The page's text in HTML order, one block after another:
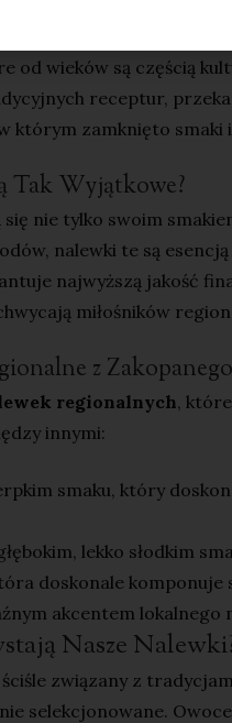
od wieków są częścią
receptur,
zamknięto smaki
Tak Wyjątkowe?
nie tylko swoim
nalewki te są
najwyższą jakość
miłośników
z Zakopanego
regionalnych,
innymi:
smaku, który
lekko słodkim
doskonale
akcentem lokalnego
Nasze
związany z
selekcjonowane.